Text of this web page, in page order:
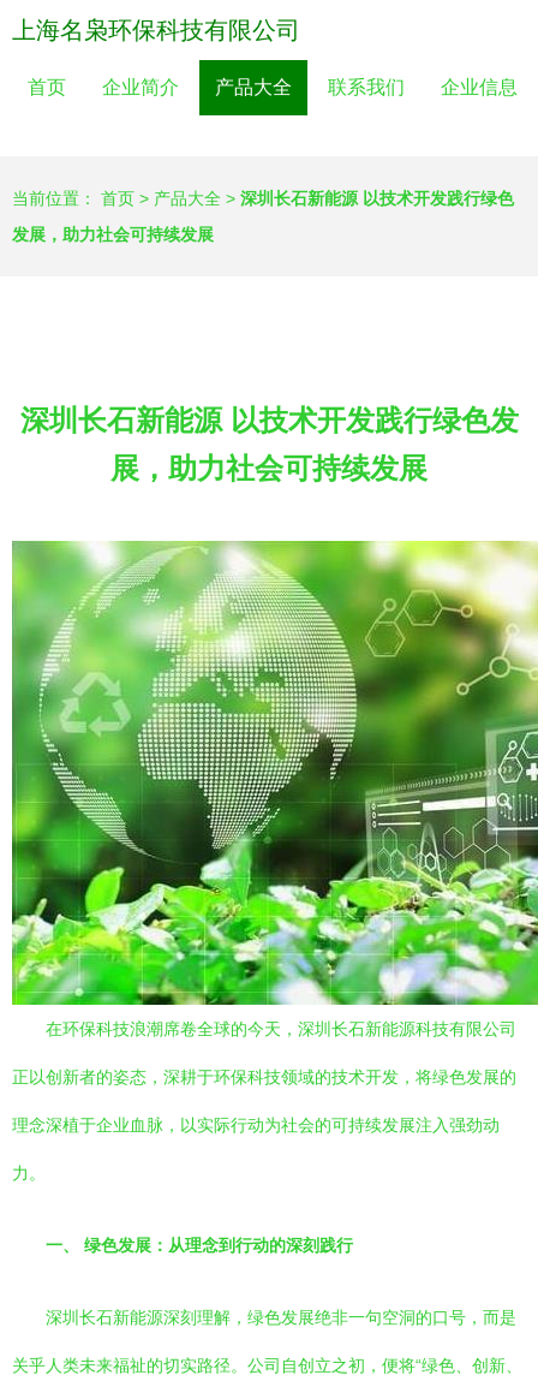
上海名枭环保科技有限公司
首页 企业简介 产品大全 联系我们 企业信息
当前位置： 首页 > 产品大全 > 深圳长石新能源 以技术开发践行绿色
发展，助力社会可持续发展
深圳长石新能源 以技术开发践行绿色发
展，助力社会可持续发展
在环保科技浪潮席卷全球的今天，深圳长石新能源科技有限公司
正以创新者的姿态，深耕于环保科技领域的技术开发，将绿色发展的
理念深植于企业血脉，以实际行动为社会的可持续发展注入强劲动
力。
一、 绿色发展：从理念到行动的深刻践行
深圳长石新能源深刻理解，绿色发展绝非一句空洞的口号，而是
关乎人类未来福祉的切实路径。公司自创立之初，便将“绿色、创新、